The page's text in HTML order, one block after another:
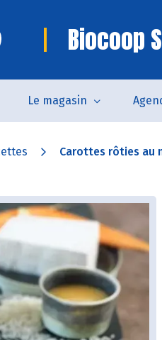
Biocoop
Le magasin
Carottes rôties au